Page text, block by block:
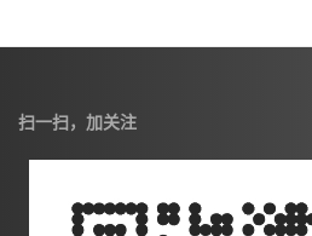
扫一扫，加关注